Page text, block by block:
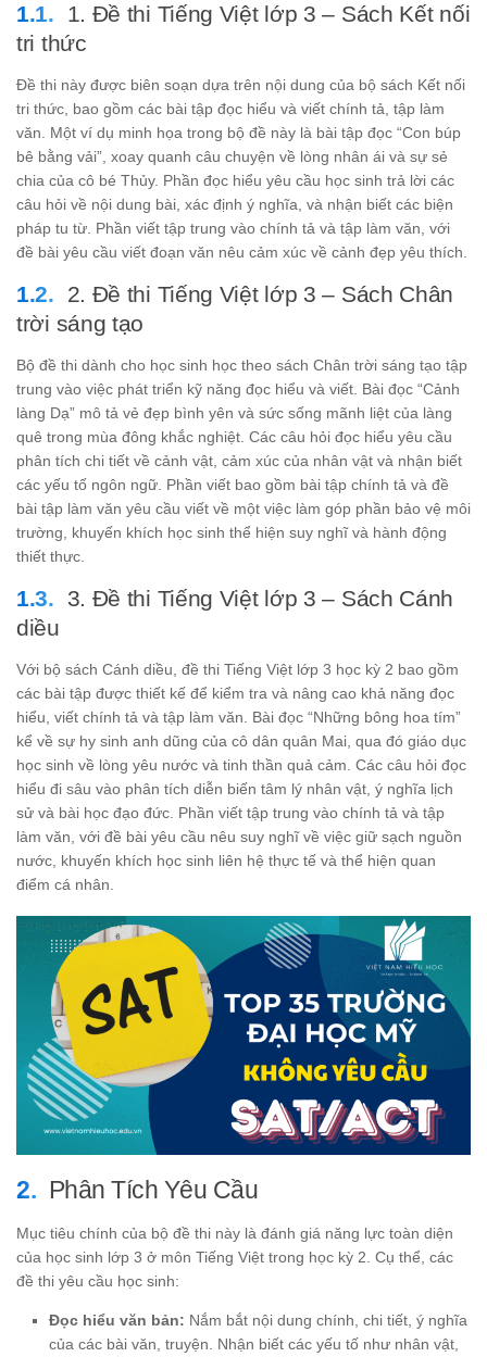
1. Đề thi Tiếng Việt lớp 3 – Sách Kết nối
tri thức
Đề thi này được biên soạn dựa trên nội dung của bộ sách Kết nối
tri thức, bao gồm các bài tập đọc hiểu và viết chính tả, tập làm
văn. Một ví dụ minh họa trong bộ đề này là bài tập đọc “Con búp
bê bằng vải”, xoay quanh câu chuyện về lòng nhân ái và sự sẻ
chia của cô bé Thủy. Phần đọc hiểu yêu cầu học sinh trả lời các
câu hỏi về nội dung bài, xác định ý nghĩa, và nhận biết các biện
pháp tu từ. Phần viết tập trung vào chính tả và tập làm văn, với
đề bài yêu cầu viết đoạn văn nêu cảm xúc về cảnh đẹp yêu thích.
2. Đề thi Tiếng Việt lớp 3 – Sách Chân
trời sáng tạo
Bộ đề thi dành cho học sinh học theo sách Chân trời sáng tạo tập
trung vào việc phát triển kỹ năng đọc hiểu và viết. Bài đọc “Cảnh
làng Dạ” mô tả vẻ đẹp bình yên và sức sống mãnh liệt của làng
quê trong mùa đông khắc nghiệt. Các câu hỏi đọc hiểu yêu cầu
phân tích chi tiết về cảnh vật, cảm xúc của nhân vật và nhận biết
các yếu tố ngôn ngữ. Phần viết bao gồm bài tập chính tả và đề
bài tập làm văn yêu cầu viết về một việc làm góp phần bảo vệ môi
trường, khuyến khích học sinh thể hiện suy nghĩ và hành động
thiết thực.
3. Đề thi Tiếng Việt lớp 3 – Sách Cánh
diều
Với bộ sách Cánh diều, đề thi Tiếng Việt lớp 3 học kỳ 2 bao gồm
các bài tập được thiết kế để kiểm tra và nâng cao khả năng đọc
hiểu, viết chính tả và tập làm văn. Bài đọc “Những bông hoa tím”
kể về sự hy sinh anh dũng của cô dân quân Mai, qua đó giáo dục
học sinh về lòng yêu nước và tinh thần quả cảm. Các câu hỏi đọc
hiểu đi sâu vào phân tích diễn biến tâm lý nhân vật, ý nghĩa lịch
sử và bài học đạo đức. Phần viết tập trung vào chính tả và tập
làm văn, với đề bài yêu cầu nêu suy nghĩ về việc giữ sạch nguồn
nước, khuyến khích học sinh liên hệ thực tế và thể hiện quan
điểm cá nhân.
Phân Tích Yêu Cầu
Mục tiêu chính của bộ đề thi này là đánh giá năng lực toàn diện
của học sinh lớp 3 ở môn Tiếng Việt trong học kỳ 2. Cụ thể, các
đề thi yêu cầu học sinh:
Đọc hiểu văn bản: Nắm bắt nội dung chính, chi tiết, ý nghĩa
của các bài văn, truyện. Nhận biết các yếu tố như nhân vật,